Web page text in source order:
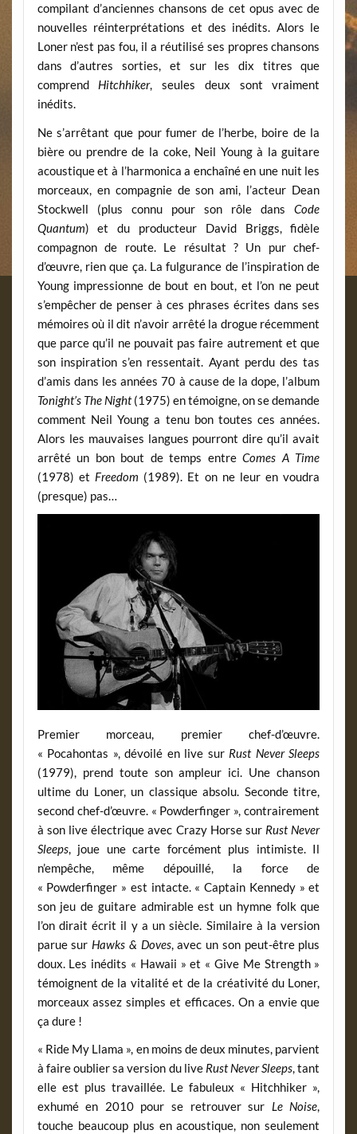
compilant d’anciennes chansons de cet opus avec de
nouvelles réinterprétations et des inédits. Alors le
Loner n’est pas fou, il a réutilisé ses propres chansons
dans d’autres sorties, et sur les dix titres que
comprend Hitchhiker, seules deux sont vraiment
inédits.
Ne s’arrêtant que pour fumer de l’herbe, boire de la
bière ou prendre de la coke, Neil Young à la guitare
acoustique et à l’harmonica a enchaîné en une nuit les
morceaux, en compagnie de son ami, l’acteur Dean
Stockwell (plus connu pour son rôle dansCode
Quantum) et du producteur David Briggs, fidèle
compagnon de route. Le résultat ? Un pur chef-
d’œuvre, rien que ça. La fulgurance de l’inspiration de
Young impressionne de bout en bout, et l’on ne peut
s’empêcher de penser à ces phrases écrites dans ses
mémoires où il dit n’avoir arrêté la drogue récemment
que parce qu’il ne pouvait pas faire autrement et que
son inspiration s’en ressentait. Ayant perdu des tas
d’amis dans les années 70 à cause de la dope, l’album
Tonight’s The Night(1975) en témoigne, on se demande
comment Neil Young a tenu bon toutes ces années.
Alors les mauvaises langues pourront dire qu’il avait
arrêté un bon bout de temps entreComes A Time
(1978) et Freedom (1989). Et on ne leur en voudra
(presque) pas…
Premier morceau, premier chef-d’œuvre.
« Pocahontas », dévoilé en live sur Rust Never Sleeps
(1979), prend toute son ampleur ici. Une chanson
ultime du Loner, un classique absolu. Seconde titre,
second chef-d’œuvre. « Powderfinger », contrairement
à son live électrique avec Crazy Horse sur Rust Never
Sleeps, joue une carte forcément plus intimiste. Il
n’empêche, même dépouillé, la force de
« Powderfinger » est intacte. « Captain Kennedy » et
son jeu de guitare admirable est un hymne folk que
l’on dirait écrit il y a un siècle. Similaire à la version
parue sur Hawks & Doves, avec un son peut-être plus
doux. Les inédits « Hawaii » et « Give Me Strength »
témoignent de la vitalité et de la créativité du Loner,
morceaux assez simples et efficaces. On a envie que
ça dure !
« Ride My Llama », en moins de deux minutes, parvient
à faire oublier sa version du live Rust Never Sleeps, tant
elle est plus travaillée. Le fabuleux « Hitchhiker »,
exhumé en 2010 pour se retrouver sur Le Noise,
touche beaucoup plus en acoustique, non seulement